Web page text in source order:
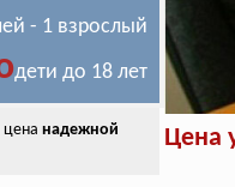
- 1 взрослый
дети до 18 лет
надежной
Цена